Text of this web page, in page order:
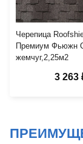
Черепица
Премиум Фьюжн
жемчуг,2,25м2
3 263